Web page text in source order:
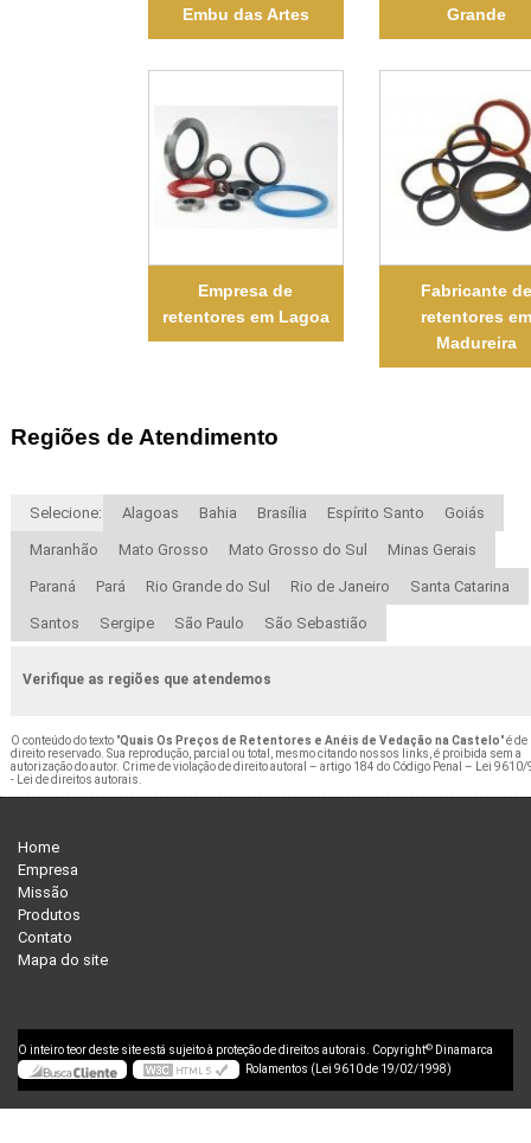
Embu das Artes
Grande
Empresa de
retentores em Lagoa
Fabricante
retentores
Madureira
Regiões de Atendimento
Selecione: Alagoas Bahia Brasília Espírito Santo Goiás
Maranhão Mato Grosso Mato Grosso do Sul Minas Gerais
Paraná Pará Rio Grande do Sul Rio de Janeiro Santa Catarina
Santos Sergipe São Paulo São Sebastião
Verifique as regiões que atendemos
O conteúdo do texto "Quais Os Preços de Retentores e Anéis de Vedação na Castelo" é de
direito reservado. Sua reprodução, parcial ou total, mesmo citando nossos links, é proibida sem a
autorização do autor. Crime de violação de direito autoral – artigo 184 do Código Penal – Lei 9610/
- Lei de direitos autorais.
Home
Empresa
Missão
Produtos
Contato
Mapa do site
O inteiro teor deste site está sujeito à proteção de direitos autorais. Copyright© Dinamarca
Rolamentos (Lei 9610 de 19/02/1998)